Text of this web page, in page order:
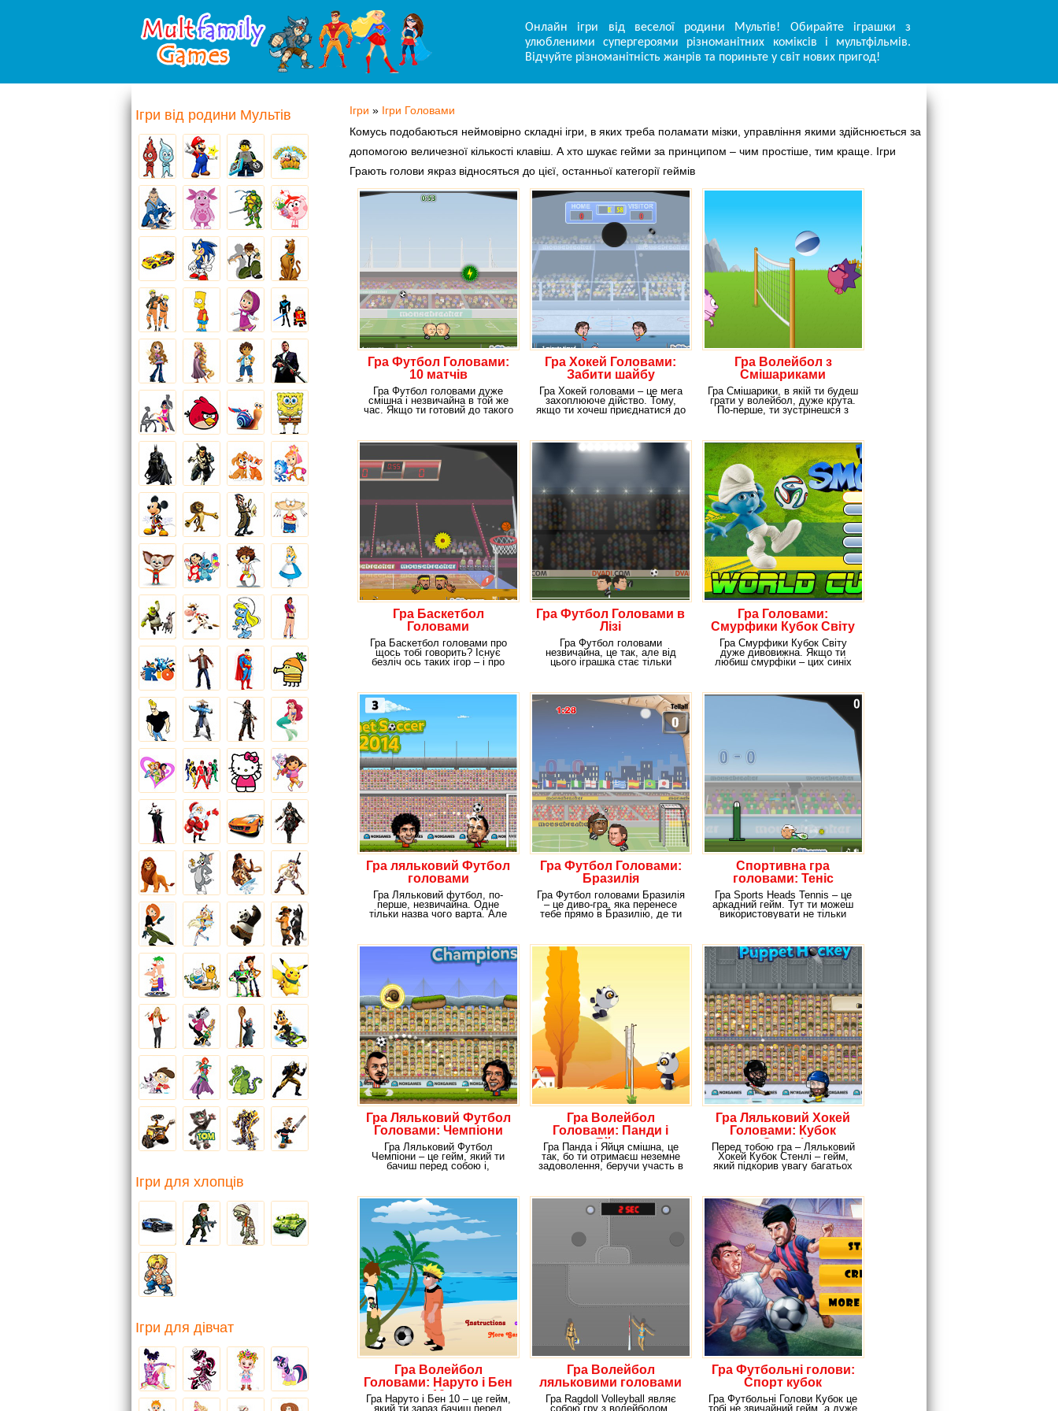
Онлайн ігри від веселої родини Мультів! Обирайте іграшки з
улюбленими супергероями різноманітних коміксів і мультфільмів.
Відчуйте різноманітність жанрів та пориньте у світ нових пригод!
Ігри » Ігри Головами
Комусь подобаються неймовірно складні ігри, в яких треба поламати мізки, управління якими здійснюється за
допомогою величезної кількості клавіш. А хто шукає гейми за принципом – чим простіше, тим краще. Ігри
Грають голови якраз відносяться до цієї, останньої категорії геймів
Гра Футбол Головами:
10 матчів
Гра Футбол головами дуже
смішна і незвичайна в той же
час. Якщо ти готовий до такого
Гра Хокей Головами:
Забити шайбу
Гра Хокей головами – це мега
захоплююче дійство. Тому,
якщо ти хочеш приєднатися до
Гра Волейбол з
Смішариками
Гра Смішарики, в якій ти будеш
грати у волейбол, дуже крута.
По-перше, ти зустрінешся з
Гра Баскетбол
Головами
Гра Баскетбол головами про
щось тобі говорить? Існує
безліч ось таких ігор – і про
Гра Футбол Головами в
Лізі
Гра Футбол головами
незвичайна, це так, але від
цього іграшка стає тільки
Гра Головами:
Смурфики Кубок Світу
Гра Смурфики Кубок Світу
дуже дивовижна. Якщо ти
любиш смурфіки – цих синіх
Гра ляльковий Футбол
головами
Гра Ляльковий футбол, по-
перше, незвичайна. Одне
тільки назва чого варта. Але
Гра Футбол Головами:
Бразилія
Гра Футбол головами Бразилія
– це диво-гра, яка перенесе
тебе прямо в Бразилію, де ти
Спортивна гра
головами: Теніс
Гра Sports Heads Tennis – це
аркадний гейм. Тут ти можеш
використовувати не тільки
Гра Ляльковий Футбол
Головами: Чемпіони
Гра Ляльковий Футбол
Чемпіони – це гейм, який ти
бачиш перед собою і,
Гра Волейбол
Головами: Панди і
Яйця
Гра Панда і Яйця смішна, це
так, бо ти отримаєш неземне
задоволення, беручи участь в
Гра Ляльковий Хокей
Головами: Кубок
Стенлі
Перед тобою гра – Ляльковий
Хокей Кубок Стенлі – гейм,
який підкорив увагу багатьох
Гра Волейбол
Головами: Наруто і Бен
10
Гра Наруто і Бен 10 – це гейм,
який ти зараз бачиш перед
Гра Волейбол
ляльковими головами
Гра Ragdoll Volleyball являє
собою гру з волейболом.
Гра Футбольні голови:
Спорт кубок
Гра Футбольні Голови Кубок це
тобі не звичайний гейм, а дуже
Ігри від родини Мультів
Ігри для хлопців
Ігри для дівчат